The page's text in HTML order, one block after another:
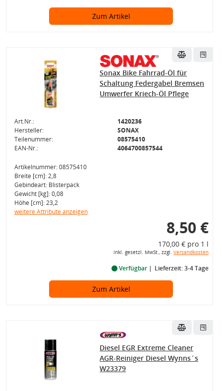
Zum Artikel
Sonax Bike Fahrrad-Öl für
Schaltung Federgabel Bremsen
Umwerfer Kriech-Öl Pflege
Art.Nr.:
1420236
Hersteller:
SONAX
Teilenummer:
08575410
EAN-Nr.:
4064700857544
Artikelnummer: 08575410
Breite [cm]: 2,8
Gebindeart: Blisterpack
Gewicht [kg]: 0,08
Höhe [cm]: 23,2
weitere Attribute anzeigen
8,50 €
170,00 € pro 1 l
inkl. gesetzl. MwSt., zzgl. Versandkosten
Verfügbar Lieferzeit: 3-4 Tage
Zum Artikel
Diesel EGR Extreme Cleaner
AGR-Reiniger Diesel Wynns´s
W23379